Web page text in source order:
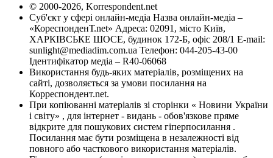
© 2000-2026, Korrespondent.net
Суб'єкт у сфері онлайн-медіа Назва онлайн-медіа –
«КореспонденТ.net» Адреса: 02091, місто Київ,
ХАРКІВСЬКЕ ШОСЕ, будинок 172-Б, офіс 208/1 E-mail:
sunlight@mediadim.com.ua Телефон: 044-205-43-00
Ідентифікатор медіа – R40-06068
Використання будь-яких матеріалів, розміщених на
сайті, дозволяється за умови посилання на
Корреспондент.net.
При копіюванні матеріалів зі сторінки « Новини України
і світу» , для інтернет - видань - обов'язкове пряме
відкрите для пошукових систем гіперпосилання .
Посилання має бути розміщена в незалежності від
повного або часткового використання матеріалів.